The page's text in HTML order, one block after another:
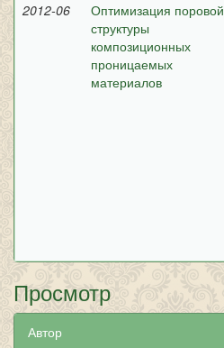
2012-06
Оптимизация поровой
структуры
композиционных
проницаемых
материалов
Просмотр
Автор